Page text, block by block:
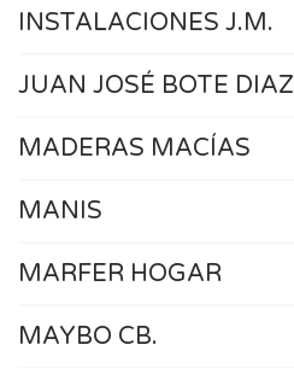
INSTALACIONES J.M.
JUAN JOSÉ BOTE DIAZ
MADERAS MACÍAS
MANIS
MARFER HOGAR
MAYBO CB.